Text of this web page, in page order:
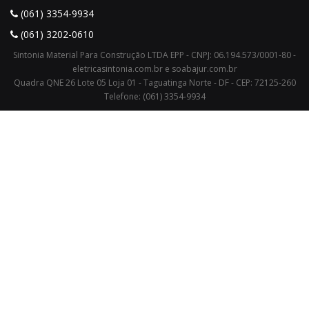
(061) 3354-9934
(061) 3202-0610
Sintonia Material Para Construção LTDA EPP - CNPJ: 06.194.573/0001-80 -
eletricasintonia.com.br e soabajur.com.br
Quadra QNE 26 Lote 05 Loja 01 - Taguatinga Norte - DF - CEP: 72125-260
Telefone: (061) 3354-9934